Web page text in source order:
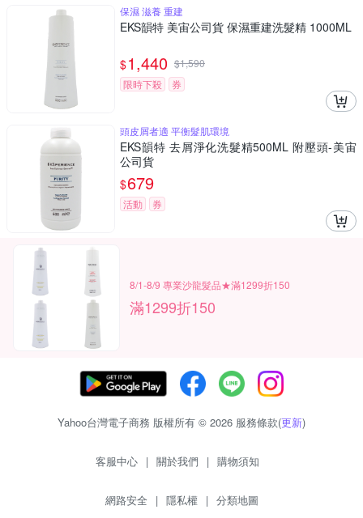
保濕 滋養 重建
EKS韻特 美宙公司貨 保濕重建洗髮精 1000ML
$1,440 $1,590
限時下殺
券
頭皮屑者適 平衡髮肌環境
EKS韻特 去屑淨化洗髮精500ML 附壓頭-美宙
公司貨
$679
活動 券
8/1-8/9 專業沙龍髮品★滿1299折150
滿1299折150
Yahoo台灣電子商務 版權所有 © 2026 服務條款(更新)
客服中心 | 關於我們 | 購物須知
網路安全 | 隱私權 | 分類地圖